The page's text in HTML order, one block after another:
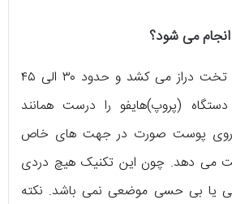
می شود؟
شخص به آرامی روی تخت دراز می کشد و حدود ۳۰ الی ۴۵
(پروپ)هایفو را درست همانند
روی پوست صورت در جهت های خاص
می دهد. چون این تکنیک هیچ دردی
یا بی حسی موضعی نمی باشد. نکته